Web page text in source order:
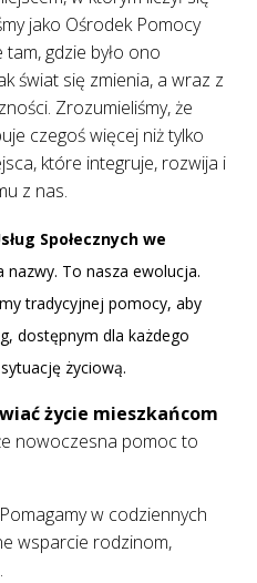
jako Ośrodek Pomocy
gdzie było ono
świat się zmienia, a wraz z
Zrozumieliśmy, że
czegoś więcej niż tylko
które integruje, rozwija i
z nas.
Społecznych we
To nasza ewolucja.
tradycyjnej pomocy, aby
dostępnym dla każdego
życiową.
życie mieszkańcom
nowoczesna pomoc to
Pomagamy w codziennych
wsparcie rodzinom,